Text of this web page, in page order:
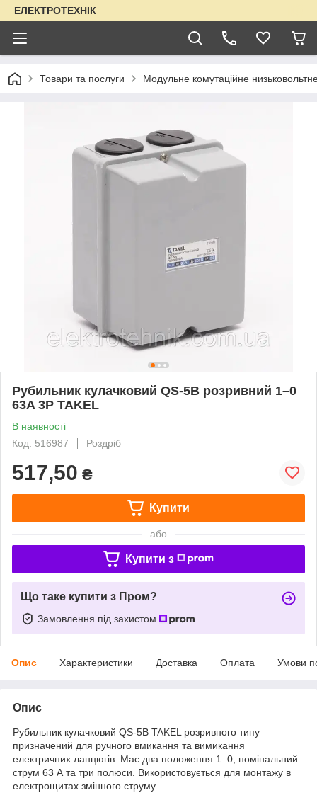
ЕЛЕКТРОТЕХНІК
Товари та послуги Модульне комутаційне
Рубильник кулачковий QS-5B розривний 1–0
63A 3P TAKEL
В наявності
Код: 516987
Роздріб
517,50 ₴
Купити
або
Купити з
Що таке купити з Пром?
Замовлення під захистом
Опис Характеристики Доставка Оплата Умови
Опис
Рубильник кулачковий QS-5B TAKEL розривного типу
призначений для ручного вмикання та вимикання
електричних ланцюгів. Має два положення 1–0, номінальний
струм 63 А та три полюси. Використовується для монтажу в
електрощитах змінного струму.